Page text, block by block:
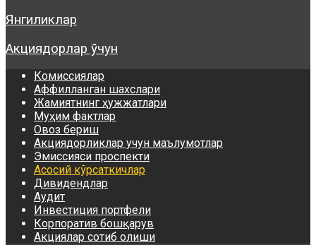
Янгиликлар
Акциядорлар ўчун
Комиссиялар
Аффилланган шахслари
Жамиятнинг ҳужжатлари
Муҳим фактлар
Овоз бериш
Акциядорликлар учун маълумотлар
Эмиссияси проспекти
Асосий кўрсаткичлар
Дивидендлар
Аудит
Инвестиция портфели
Корпоратив бошқарув
Акциялар сотиб олиши